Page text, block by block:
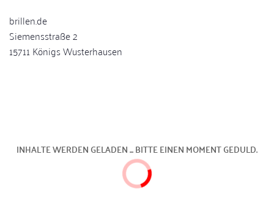
brillen.de
Siemensstraße 2
15711 Königs Wusterhausen
INHALTE WERDEN GELADEN ... BITTE EINEN MOMENT GEDULD.